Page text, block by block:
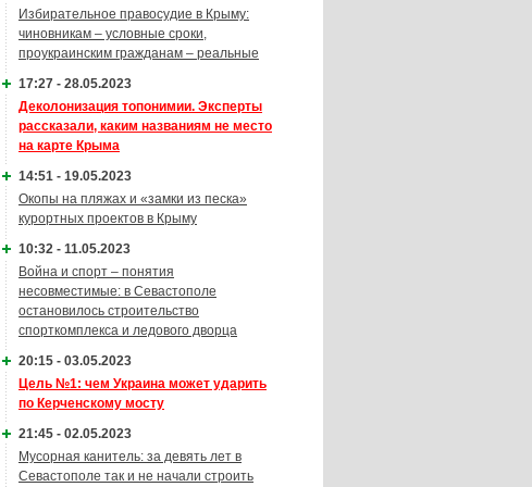
Избирательное правосудие в Крыму:
чиновникам – условные сроки,
проукраинским гражданам – реальные
17:27 - 28.05.2023
Деколонизация топонимии. Эксперты
рассказали, каким названиям не место
на карте Крыма
14:51 - 19.05.2023
Окопы на пляжах и «замки из песка»
курортных проектов в Крыму
10:32 - 11.05.2023
Война и спорт – понятия
несовместимые: в Севастополе
остановилось строительство
спорткомплекса и ледового дворца
20:15 - 03.05.2023
Цель №1: чем Украина может ударить
по Керченскому мосту
21:45 - 02.05.2023
Мусорная канитель: за девять лет в
Севастополе так и не начали строить